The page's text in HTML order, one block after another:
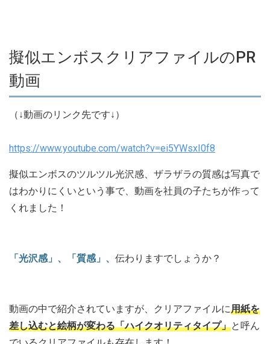
擬似エンボスクリアファイルのPR
動画
（↓動画のリンク先です↓）
https://www.youtube.com/watch?v=ei5YWsxI0f8
擬似エンボスのツルツル光沢感、ザラザラの質感は写真で
はわかりにくいという事で、動画を社員の子たちが作って
くれました！
「光沢感」、「質感」、 伝わりますでしょうか？
動画の中で紹介されていますが、クリアファイルに用紙を
差し込むと絵柄が変わる「ハイクオリティタイプ」と呼ん